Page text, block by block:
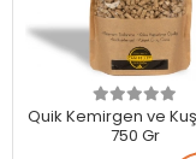
Quik Kemirgen ve Kuş
750 Gr